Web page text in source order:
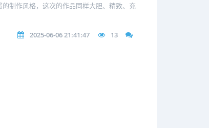
制作风格，这次的作品同样大胆、精致、充
2025-06-06 21:41:47 13